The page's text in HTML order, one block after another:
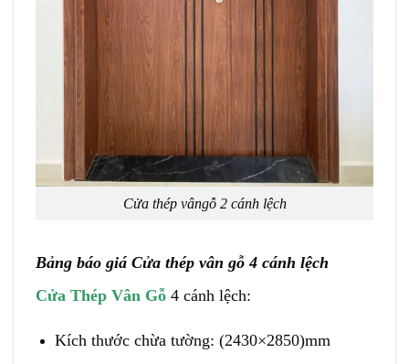
Cửa thép vângỗ 2 cánh lệch
Bảng báo giá Cửa thép vân gỗ 4 cánh lệch
Cửa Thép Vân Gỗ 4 cánh lệch:
Kích thước chừa tường: (2430×2850)mm